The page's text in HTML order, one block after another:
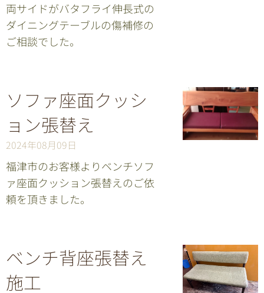
両サイドがバタフライ伸長式の
ダイニングテーブルの傷補修の
ご相談でした。
ソファ座面クッシ
ョン張替え
2024年08月09日
福津市のお客様よりベンチソフ
ァ座面クッション張替えのご依
頼を頂きました。
ベンチ背座張替え
施工